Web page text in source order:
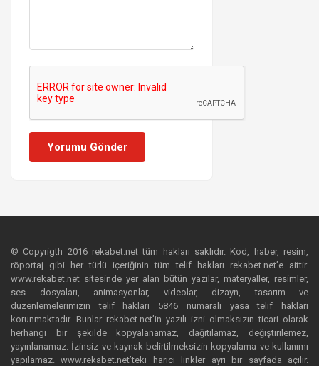
Yorumu Gönder
© Copyrigth 2016 rekabet.net tüm hakları saklıdır. Kod, haber, resim,
röportaj gibi her türlü içeriğinin tüm telif hakları rekabet.net’e aittir.
www.rekabet.net sitesinde yer alan bütün yazılar, materyaller, resimler,
ses dosyaları, animasyonlar, videolar, dizayn, tasarım ve
düzenlemelerimizin telif hakları 5846 numaralı yasa telif hakları
korunmaktadır. Bunlar rekabet.net’in yazılı izni olmaksızın ticari olarak
herhangi bir şekilde kopyalanamaz, dağıtılamaz, değiştirilemez,
yayınlanamaz. İzinsiz ve kaynak belirtilmeksizin kopyalama ve kullanımı
yapılamaz. www.rekabet.net’teki harici linkler ayrı bir sayfada açılır.